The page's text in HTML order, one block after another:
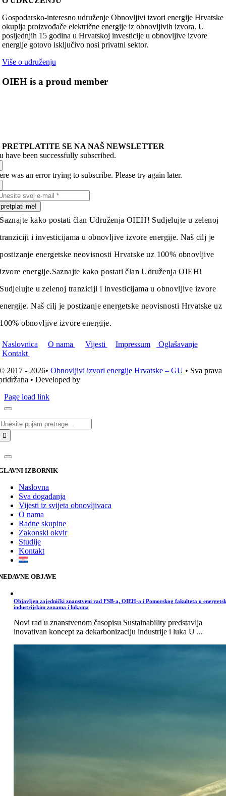
Gospodarsko-interesno udruženje Obnovljivi izvori energije Hrvatske
okuplja proizvođače električne energije iz obnovljivih izvora. U
posljednjih 15 godina u Hrvatskoj investicije u obnovljive izvore
energije gotovo isključivo nosi privatni sektor.
Više o udruženju
OIEH is a proud member
PRETPLATITE SE NA NAŠ NEWSLETTER
have been successfully subscribed.
was an error trying to subscribe. Please try again later.
pretplati me!
Saznajte kako postati član Udruženja OIEH! Sudjelujte u zelenoj
tranziciji i investicijama u obnovljive izvore energije. Naš cilj je
postizanje energetske neovisnosti Hrvatske uz 100% obnovljive
izvore energije.Saznajte kako postati član Udruženja OIEH!
Sudjelujte u zelenoj tranziciji i investicijama u obnovljive izvore
energije. Naš cilj je postizanje energetske neovisnosti Hrvatske uz
100% obnovljive izvore energije.
Naslovnica O nama Vijesti Impressum
Oglašavanje
Kontakt
2017 - 2026•Obnovljivi izvori energije Hrvatske – GU • Sva prava
• Developed by
Page load link
IZBORNIK
Naslovna
Sva događanja
Vijesti iz svijeta obnovljivaca
O nama
Radne skupine
Zakonski okvir
Studije
Kontakt
OBJAVE
Objavljen zajednički znanstveni rad FSB-a, OIEH-a i Pomorskog fakulteta o
industrijskim zonama i lukama
Novi rad u znanstvenom časopisu Sustainability predstavlja
inovativan koncept za dekarbonizaciju industrije i luka U ...